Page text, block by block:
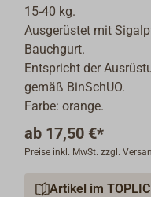
15-40 kg.
Ausgerüstet mit
Bauchgurt.
Entspricht der
gemäß BinSchUO.
Farbe: orange.
ab 17,50 €*
Preise inkl. MwSt. zzgl.
Artikel im